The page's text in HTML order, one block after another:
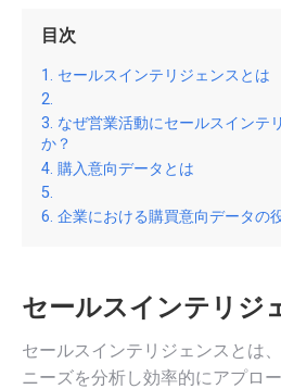
目次
セールスインテリジェンスとは
なぜ営業活動にセールスインテ
か？
購入意向データとは
企業における購買意向データの
セールスインテリジ
セールスインテリジェンスとは
ニーズを分析し効率的にアプロ